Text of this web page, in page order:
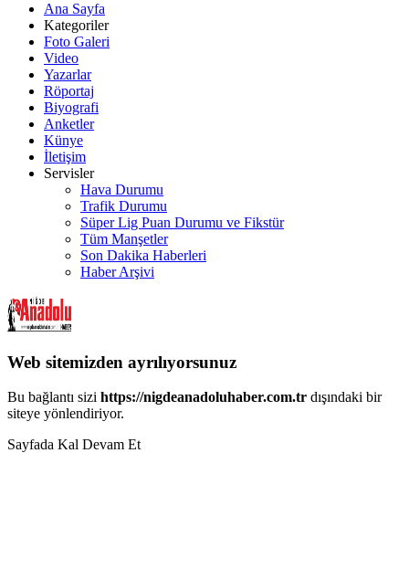
Ana Sayfa
Kategoriler
Foto Galeri
Video
Yazarlar
Röportaj
Biyografi
Anketler
Künye
İletişim
Servisler
Hava Durumu
Trafik Durumu
Süper Lig Puan Durumu ve Fikstür
Tüm Manşetler
Son Dakika Haberleri
Haber Arşivi
Web sitemizden ayrılıyorsunuz
Bu bağlantı sizi https://nigdeanadoluhaber.com.tr dışındaki bir
siteye yönlendiriyor.
Sayfada Kal Devam Et